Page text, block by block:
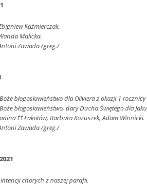
Kaźmierczak.
Malicka.
Zawada /greg./
błogosławieństwo dla Oliviera z okazji 1
błogosławieństwo, dary Ducha Świętego dla
†† Łakotów, Barbara Kożuszek, Adam Winnicki.
Zawada /greg./
intencji chorych z naszej parafii.